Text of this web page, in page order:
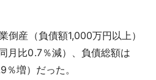
産（負債額1,000万円以上）
月比0.7％減）、負債総額は
％増）だった。